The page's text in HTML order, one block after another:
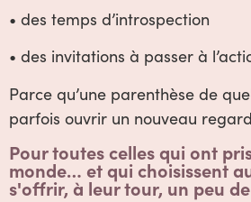
• des temps d’introspection
• des invitations à passer à
Parce qu’une parenthèse de
parfois ouvrir un nouveau
Pour toutes celles qui ont
monde… et qui choisissent
s'offrir, à leur tour, un peu